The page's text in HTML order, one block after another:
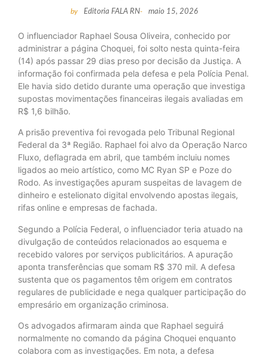
by Editoria FALA RN- maio 15, 2026
O influenciador Raphael Sousa Oliveira, conhecido por
administrar a página Choquei, foi solto nesta quinta-feira
(14) após passar 29 dias preso por decisão da Justiça. A
informação foi confirmada pela defesa e pela Polícia Penal.
Ele havia sido detido durante uma operação que investiga
supostas movimentações financeiras ilegais avaliadas em
R$ 1,6 bilhão.
A prisão preventiva foi revogada pelo Tribunal Regional
Federal da 3ª Região. Raphael foi alvo da Operação Narco
Fluxo, deflagrada em abril, que também incluiu nomes
ligados ao meio artístico, como MC Ryan SP e Poze do
Rodo. As investigações apuram suspeitas de lavagem de
dinheiro e estelionato digital envolvendo apostas ilegais,
rifas online e empresas de fachada.
Segundo a Polícia Federal, o influenciador teria atuado na
divulgação de conteúdos relacionados ao esquema e
recebido valores por serviços publicitários. A apuração
aponta transferências que somam R$ 370 mil. A defesa
sustenta que os pagamentos têm origem em contratos
regulares de publicidade e nega qualquer participação do
empresário em organização criminosa.
Os advogados afirmaram ainda que Raphael seguirá
normalmente no comando da página Choquei enquanto
colabora com as investigações. Em nota, a defesa